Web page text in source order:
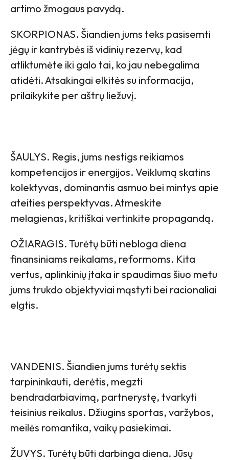
artimo žmogaus pavydą.
SKORPIONAS. Šiandien jums teks pasisemti
jėgų ir kantrybės iš vidinių rezervų, kad
atliktumėte iki galo tai, ko jau nebegalima
atidėti. Atsakingai elkitės su informacija,
prilaikykite per aštrų liežuvį.
ŠAULYS. Regis, jums nestigs reikiamos
kompetencijos ir energijos. Veiklumą skatins
kolektyvas, dominantis asmuo bei mintys apie
ateities perspektyvas. Atmeskite
melagienas, kritiškai vertinkite propagandą.
OŽIARAGIS. Turėtų būti nebloga diena
finansiniams reikalams, reformoms. Kita
vertus, aplinkinių įtaka ir spaudimas šiuo metu
jums trukdo objektyviai mąstyti bei racionaliai
elgtis.
VANDENIS. Šiandien jums turėtų sektis
tarpininkauti, derėtis, megzti
bendradarbiavimą, partnerystę, tvarkyti
teisinius reikalus. Džiugins sportas, varžybos,
meilės romantika, vaikų pasiekimai.
ŽUVYS. Turėtų būti darbinga diena. Jūsų